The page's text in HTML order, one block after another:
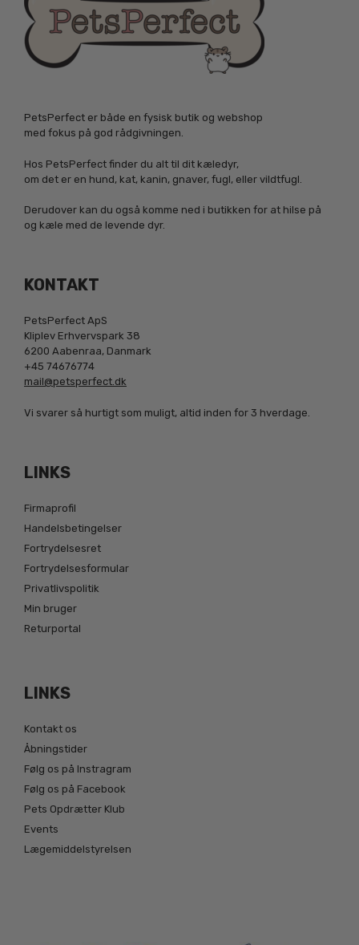
PetsPerfect er både en fysisk butik og webshop
med fokus på god rådgivningen.
Hos PetsPerfect finder du alt til dit kæledyr,
om det er en hund, kat, kanin, gnaver, fugl, eller vildtfugl.
Derudover kan du også komme ned i butikken for at hilse på
og kæle med de levende dyr.
KONTAKT
PetsPerfect ApS
Kliplev Erhvervspark 38
6200 Aabenraa, Danmark
+45 74676774
mail@petsperfect.dk
Vi svarer så hurtigt som muligt, altid inden for 3 hverdage.
LINKS
Firmaprofil
Handelsbetingelser
Fortrydelsesret
Fortrydelsesformular
Privatlivspolitik
Min bruger
Returportal
LINKS
Kontakt os
Åbningstider
Følg os på Instragram
Følg os på Facebook
Pets Opdrætter Klub
Events
Lægemiddelstyrelsen